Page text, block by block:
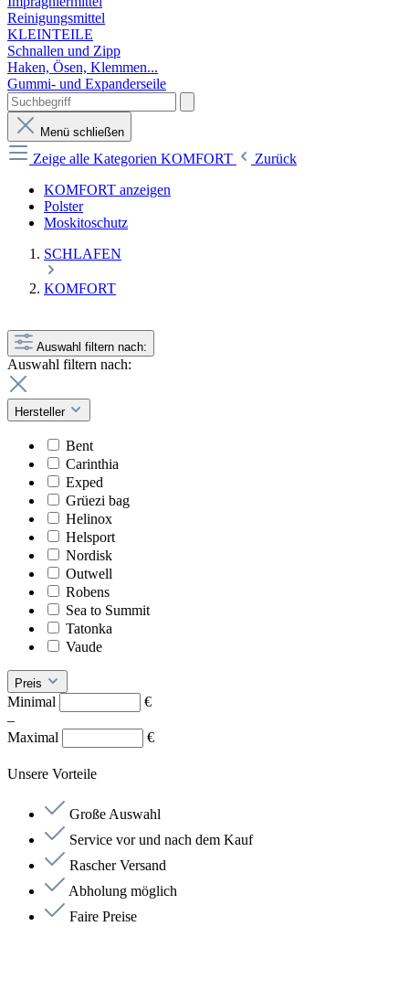
Reinigungsmittel
KLEINTEILE
Schnallen und Zipp
Haken, Ösen, Klemmen...
Gummi- und Expanderseile
Menü schließen
Zeige alle Kategorien KOMFORT
Zurück
KOMFORT anzeigen
Polster
Moskitoschutz
SCHLAFEN
KOMFORT
Auswahl filtern nach:
Auswahl filtern nach:
Hersteller
Bent
Carinthia
Exped
Grüezi bag
Helinox
Helsport
Nordisk
Outwell
Robens
Sea to Summit
Tatonka
Vaude
Preis
Minimal
€
–
Maximal
€
Unsere Vorteile
Große Auswahl
Service vor und nach dem Kauf
Rascher Versand
Abholung möglich
Faire Preise